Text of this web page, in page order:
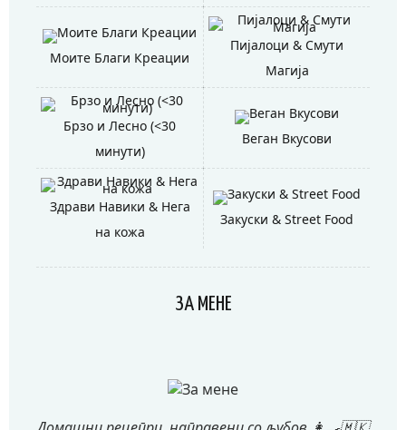
Моите Благи Креации
Пијалоци & Смути
Магија
Брзо и Лесно (<30
минути)
Веган Вкусови
Здрави Навики & Нега
на кожа
Закуски & Street Food
ЗА МЕНЕ